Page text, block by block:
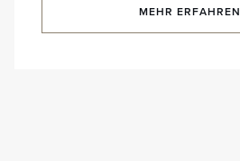
MEHR ERFAHREN